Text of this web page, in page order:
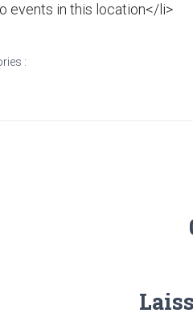
events in this location</li>
: